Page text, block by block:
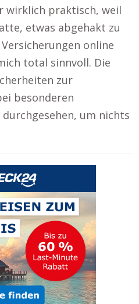
wirklich praktisch, weil
etwas abgehakt zu
online
total sinnvoll. Die
zur
besonderen
um nichts